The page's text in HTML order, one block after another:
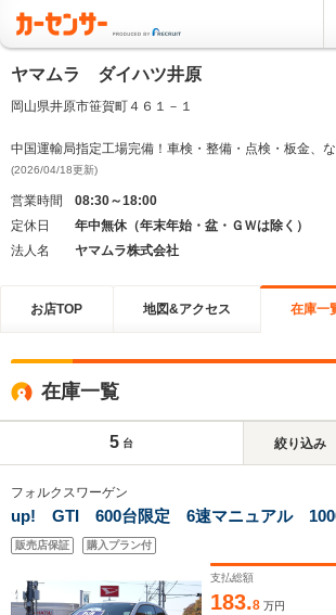
ヤマムラ ダイハツ井原
岡山県井原市笹賀町４６１－１
中国運輸局指定工場完備！車検・整備・点検・板金、
(2026/04/18更新)
営業時間
08:30～18:00
定休日
年中無休（年末年始・盆・ＧＷは除く）
法人名
ヤマムラ株式会社
お店TOP 地図&アクセス 在庫一
在庫一覧
5 台 絞り込み
フォルクスワーゲン
up! GTI 600台限定 6速マニュアル
販売店保証 購入プラン付
支払総額
183.8 万円